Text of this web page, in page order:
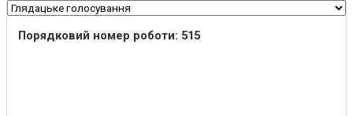
Порядковий номер роботи: 515